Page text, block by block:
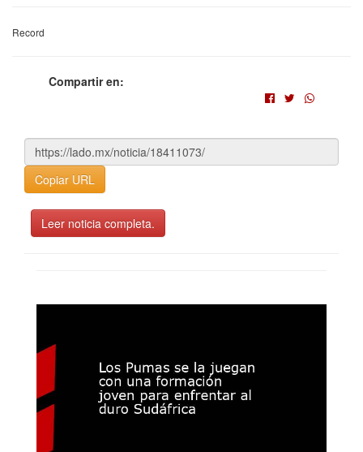
Record
Compartir en:
Copiar URL
Leer noticia completa.